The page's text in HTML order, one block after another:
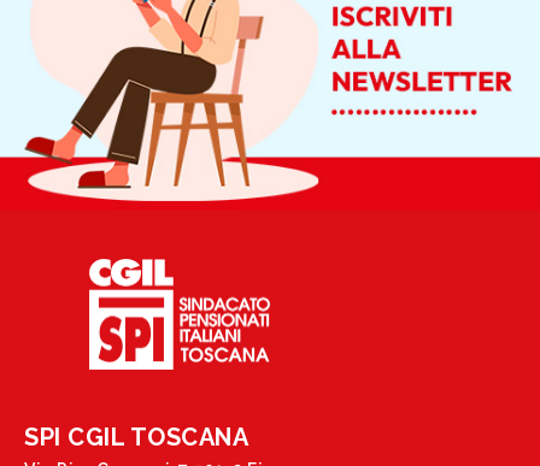
SPI CGIL TOSCANA